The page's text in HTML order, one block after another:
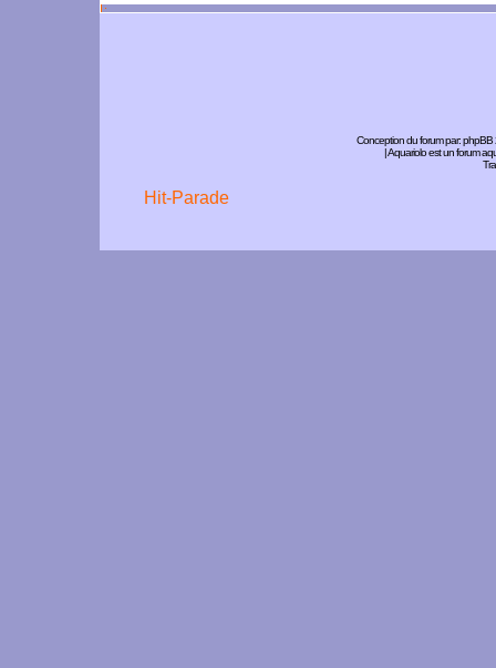
Conception du forum par:phpBB
| Aquariolo est un forum